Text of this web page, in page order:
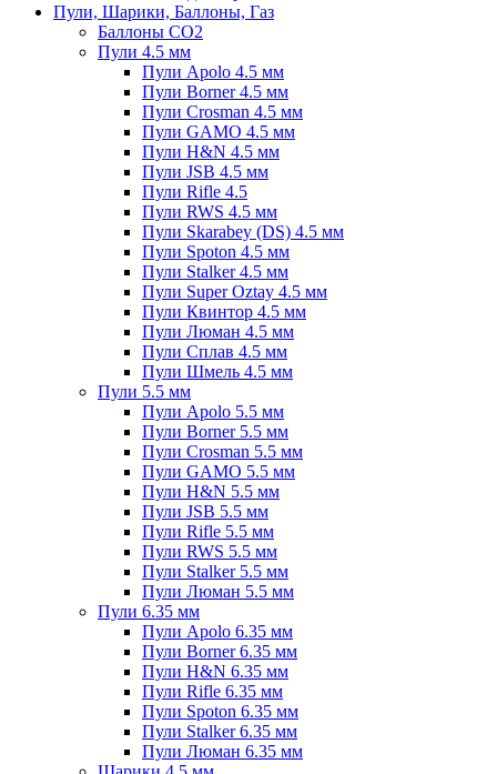
Пули, Шарики, Баллоны, Газ
Баллоны CO2
Пули 4.5 мм
Пули Apolo 4.5 мм
Пули Borner 4.5 мм
Пули Crosman 4.5 мм
Пули GAMO 4.5 мм
Пули H&N 4.5 мм
Пули JSB 4.5 мм
Пули Rifle 4.5
Пули RWS 4.5 мм
Пули Skarabey (DS) 4.5 мм
Пули Spoton 4.5 мм
Пули Stalker 4.5 мм
Пули Super Oztay 4.5 мм
Пули Квинтор 4.5 мм
Пули Люман 4.5 мм
Пули Сплав 4.5 мм
Пули Шмель 4.5 мм
Пули 5.5 мм
Пули Apolo 5.5 мм
Пули Borner 5.5 мм
Пули Crosman 5.5 мм
Пули GAMO 5.5 мм
Пули H&N 5.5 мм
Пули JSB 5.5 мм
Пули Rifle 5.5 мм
Пули RWS 5.5 мм
Пули Stalker 5.5 мм
Пули Люман 5.5 мм
Пули 6.35 мм
Пули Apolo 6.35 мм
Пули Borner 6.35 мм
Пули H&N 6.35 мм
Пули Rifle 6.35 мм
Пули Spoton 6.35 мм
Пули Stalker 6.35 мм
Пули Люман 6.35 мм